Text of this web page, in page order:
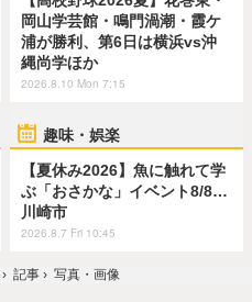
岡山学芸館・鳴門渦潮・霞ケ
浦が勝利、第6日は横浜vs沖
縄尚学ほか
2026.8.10 Mon 7:15
趣味・娯楽
【夏休み2026】魚に触れて学
ぶ「おさかな」イベント8/8…
川崎市
2026.8.7 Fri 10:45
› 記事 › 写真・画像